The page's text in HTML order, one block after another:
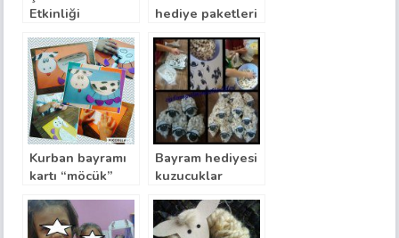
Etkinliği
hediye paketleri
Kurban bayramı
kartı “möcük”
Bayram hediyesi
kuzucuklar